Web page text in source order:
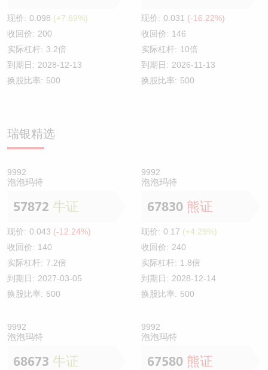
现价: 0.098 (+7.69%)
收回价: 200
实际杠杆: 3.2倍
到期日: 2028-12-13
换股比率: 500
现价: 0.031 (-16.22%)
收回价: 146
实际杠杆: 10倍
到期日: 2026-11-13
换股比率: 500
瑞银精选
9992
泡泡玛特
57872 牛证
现价: 0.043 (-12.24%)
收回价: 140
实际杠杆: 7.2倍
到期日: 2027-03-05
换股比率: 500
9992
泡泡玛特
67830 熊证
现价: 0.17 (+4.29%)
收回价: 240
实际杠杆: 1.8倍
到期日: 2028-12-14
换股比率: 500
9992
泡泡玛特
68673 牛证
9992
泡泡玛特
67580 熊证